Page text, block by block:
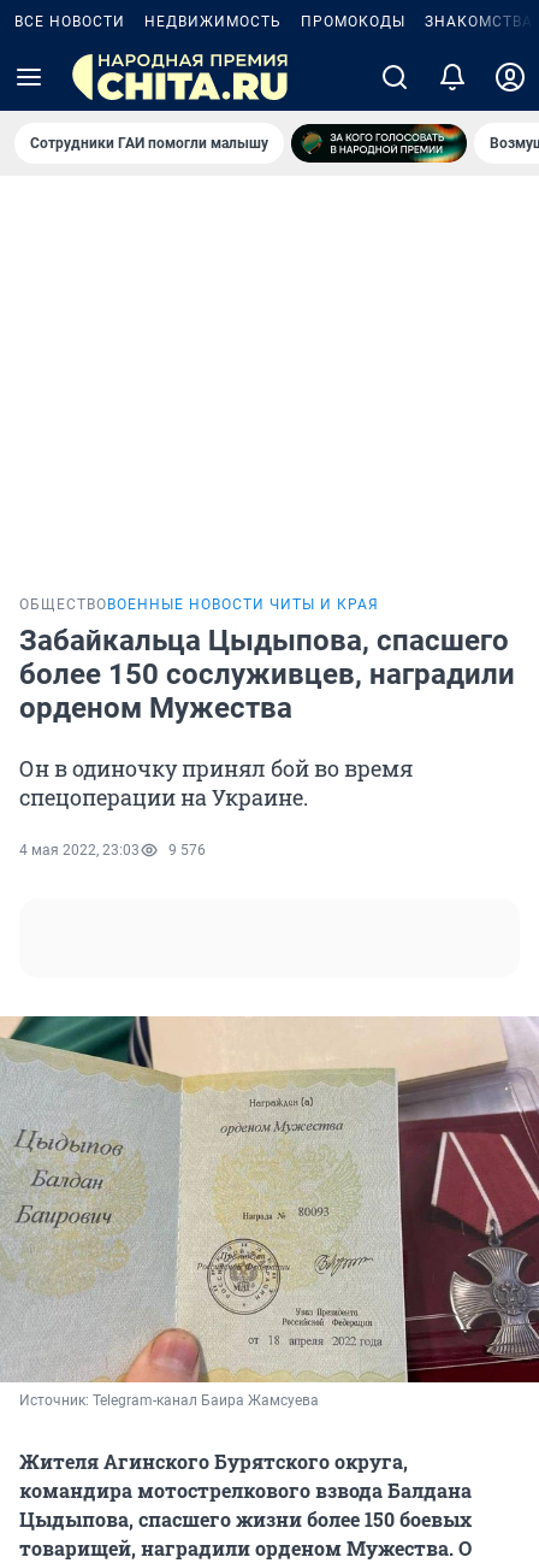
ВСЕ НОВОСТИ НЕДВИЖИМОСТЬ ПРОМОКОДЫ ЗНАКОМСТВА
Сотрудники ГАИ помогли малышу
ОБЩЕСТВО ВОЕННЫЕ НОВОСТИ ЧИТЫ И КРАЯ
Забайкальца Цыдыпова, спасшего
более 150 сослуживцев, наградили
орденом Мужества
Он в одиночку принял бой во время
спецоперации на Украине.
4 мая 2022, 23:03 9 576
Источник: Telegram-канал Баира Жамсуева
Жителя Агинского Бурятского округа,
командира мотострелкового взвода Балдана
Цыдыпова, спасшего жизни более 150 боевых
товарищей, наградили орденом Мужества. О